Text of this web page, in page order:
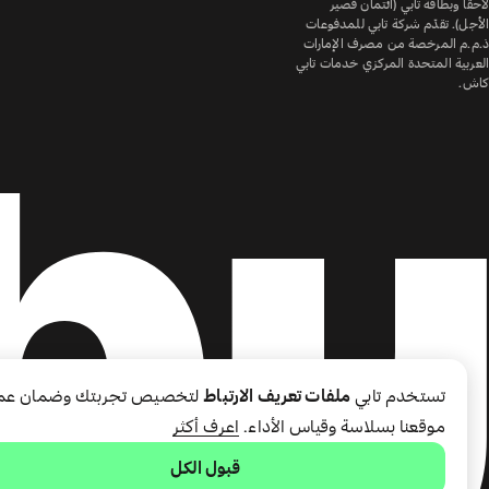
لاحقًا وبطاقة تابي (ائتمان قصير
الأجل). تقدّم شركة تابي للمدفوعات
ذ.م.م المرخصة من مصرف الإمارات
العربية المتحدة المركزي خدمات تابي
كاش.
تستخدم تابي ملفات تعريف الارتباطلتخصيص تجربتك وضمان
موقعنا بسلاسة وقياس الأداء. اعرف أكثر
قبول الكل